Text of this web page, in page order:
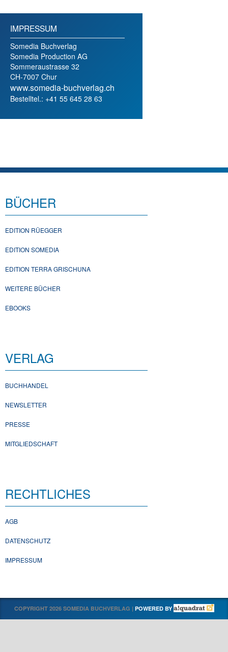
IMPRESSUM
Somedia Buchverlag
Somedia Production AG
Sommeraustrasse 32
CH-7007 Chur
www.somedia-buchverlag.ch
Bestelltel.: +41 55 645 28 63
BÜCHER
EDITION RÜEGGER
EDITION SOMEDIA
EDITION TERRA GRISCHUNA
WEITERE BÜCHER
EBOOKS
VERLAG
BUCHHANDEL
NEWSLETTER
PRESSE
MITGLIEDSCHAFT
RECHTLICHES
AGB
DATENSCHUTZ
IMPRESSUM
COPYRIGHT 2026 SOMEDIA BUCHVERLAG | POWERED BY